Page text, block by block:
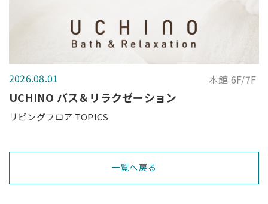
2026.08.01 本館 6F/7F
UCHINO バス＆リラクゼーション
リビングフロア TOPICS
一覧へ戻る